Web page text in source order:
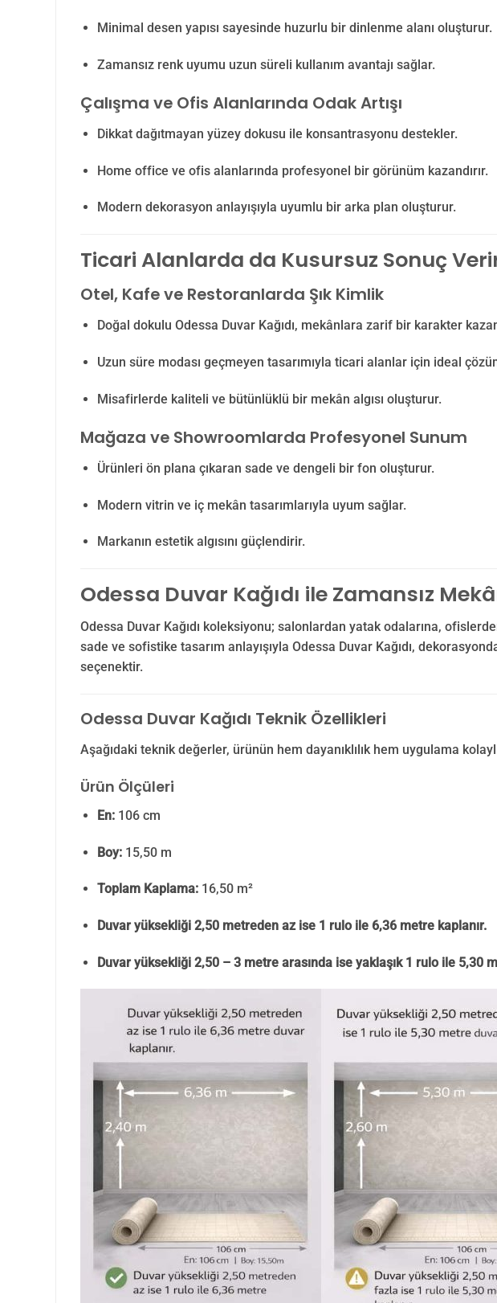
Minimal desen yapısı sayesinde huzurlu bir dinlenme alanı oluşturur.
Zamansız renk uyumu uzun süreli kullanım avantajı sağlar.
Çalışma ve Ofis Alanlarında Odak Artışı
Dikkat dağıtmayan yüzey dokusu ile konsantrasyonu destekler.
Home office ve ofis alanlarında profesyonel bir görünüm kazandırır.
Modern dekorasyon anlayışıyla uyumlu bir arka plan oluşturur.
Ticari Alanlarda da Kusursuz Sonuç
Otel, Kafe ve Restoranlarda Şık Kimlik
Doğal dokulu Odessa Duvar Kağıdı, mekânlara zarif bir karakter
Uzun süre modası geçmeyen tasarımıyla ticari alanlar için ideal
Misafirlerde kaliteli ve bütünlüklü bir mekân algısı oluşturur.
Mağaza ve Showroomlarda Profesyonel Sunum
Ürünleri ön plana çıkaran sade ve dengeli bir fon oluşturur.
Modern vitrin ve iç mekân tasarımlarıyla uyum sağlar.
Markanın estetik algısını güçlendirir.
Odessa Duvar Kağıdı ile Zamansız
Odessa Duvar Kağıdı koleksiyonu; salonlardan yatak odalarına,
sade ve sofistike tasarım anlayışıyla Odessa Duvar Kağıdı,
seçenektir.
Odessa Duvar Kağıdı Teknik Özellikleri
Aşağıdaki teknik değerler, ürünün hem dayanıklılık hem uygulama
Ürün Ölçüleri
En:106 cm
Boy:15,50 m
Toplam Kaplama:16,50 m²
Duvar yüksekliği 2,50 metreden az ise 1 rulo ile 6,36 metre kaplanır.
Duvar yüksekliği 2,50 – 3 metre arasında ise yaklaşık 1 rulo ile 5,30